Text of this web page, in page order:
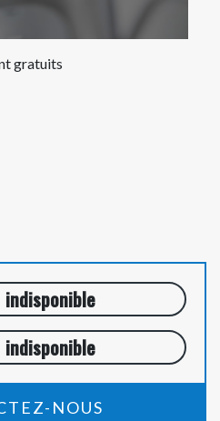
gratuits
indisponible
indisponible
NOUS